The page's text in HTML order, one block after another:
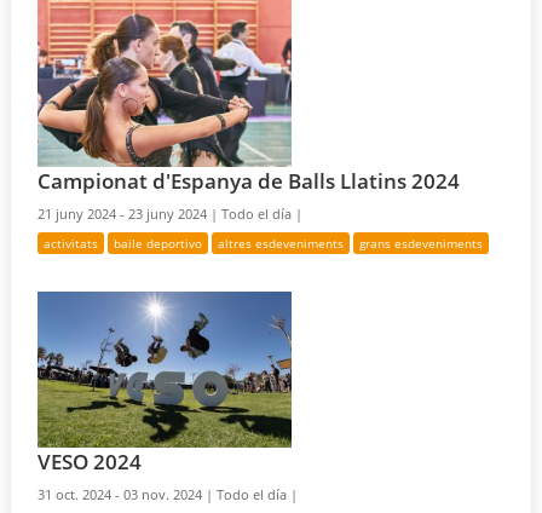
Campionat d'Espanya de Balls Llatins 2024
21 juny 2024 - 23 juny 2024 |Todo el día |
activitats baile deportivo altres esdeveniments grans esdeveniments
VESO 2024
31 oct. 2024 - 03 nov. 2024 |Todo el día |